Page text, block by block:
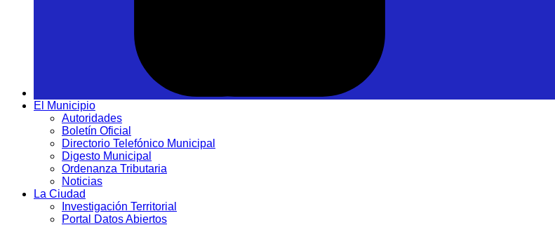
El Municipio
Autoridades
Boletín Oficial
Directorio Telefónico Municipal
Digesto Municipal
Ordenanza Tributaria
Noticias
La Ciudad
Investigación Territorial
Portal Datos Abiertos